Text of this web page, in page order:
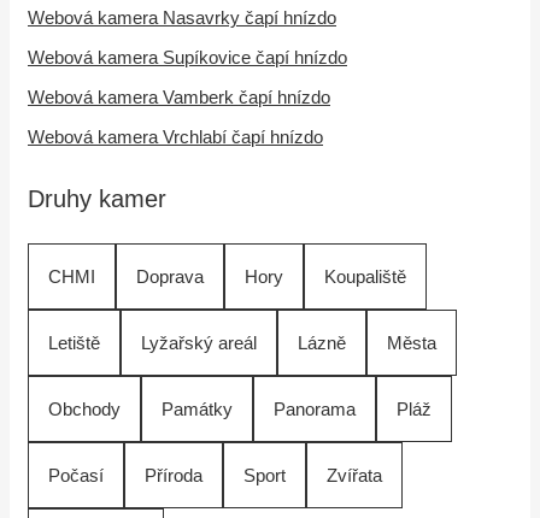
Webová kamera Nasavrky čapí hnízdo
Webová kamera Supíkovice čapí hnízdo
Webová kamera Vamberk čapí hnízdo
Webová kamera Vrchlabí čapí hnízdo
Druhy kamer
CHMI Doprava Hory Koupaliště
Letiště Lyžařský areál Lázně Města
Obchody Památky Panorama Pláž
Počasí Příroda Sport Zvířata